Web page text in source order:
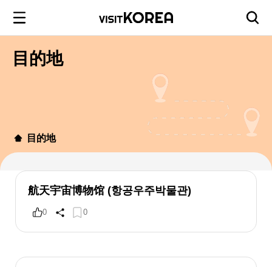
目的地
目的地
航天宇宙博物馆 (항공우주박물관)
0 0